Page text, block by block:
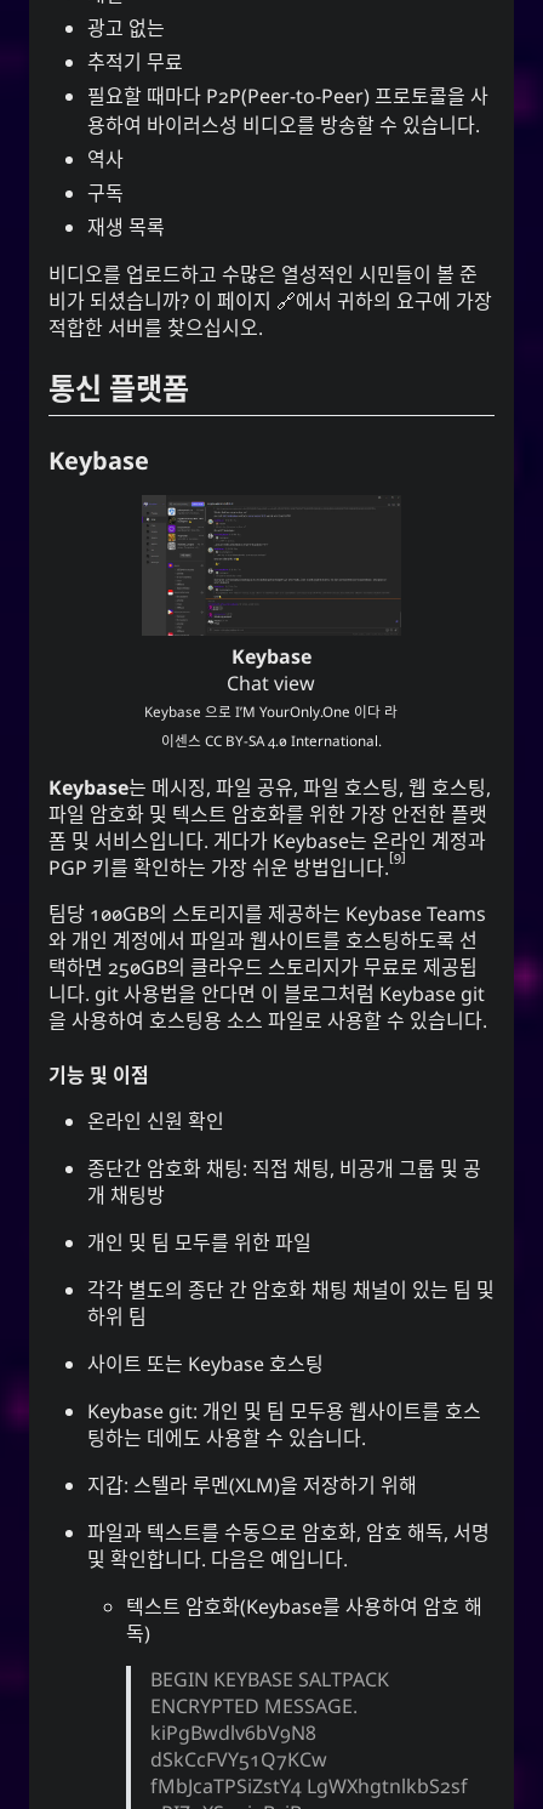
광고 없는
추적기 무료
필요할 때마다 P2P(Peer-to-Peer) 프로토콜을 사
용하여 바이러스성 비디오를 방송할 수 있습니다.
역사
구독
재생 목록
비디오를 업로드하고 수많은 열성적인 시민들이 볼 준
비가 되셨습니까? 이 페이지
에서 귀하의 요구에 가장
적합한 서버를 찾으십시오.
통신 플랫폼
Keybase
Keybase
Chat view
Keybase 으로I’M YourOnly.One 이다 라
이센스 CC BY-SA 4.0 International.
Keybase는 메시징, 파일 공유, 파일 호스팅, 웹 호스팅,
파일 암호화 및 텍스트 암호화를 위한 가장 안전한 플랫
폼 및 서비스입니다. 게다가 Keybase는 온라인 계정과
PGP 키를 확인하는 가장 쉬운 방법입니다. 9
팀당 100GB의 스토리지를 제공하는 Keybase Teams
와 개인 계정에서 파일과 웹사이트를 호스팅하도록 선
택하면 250GB의 클라우드 스토리지가 무료로 제공됩
니다. git 사용법을 안다면 이 블로그처럼 Keybase git
을 사용하여 호스팅용 소스 파일로 사용할 수 있습니다.
기능 및 이점
온라인 신원 확인
종단간 암호화 채팅: 직접 채팅, 비공개 그룹 및 공
개 채팅방
개인 및 팀 모두를 위한 파일
각각 별도의 종단 간 암호화 채팅 채널이 있는 팀 및
하위 팀
사이트 또는 Keybase 호스팅
Keybase git: 개인 및 팀 모두용 웹사이트를 호스
팅하는 데에도 사용할 수 있습니다.
지갑: 스텔라 루멘(XLM)을 저장하기 위해
파일과 텍스트를 수동으로 암호화, 암호 해독, 서명
및 확인합니다. 다음은 예입니다.
텍스트 암호화(Keybase를 사용하여 암호 해
독)
BEGIN KEYBASE SALTPACK
ENCRYPTED MESSAGE.
kiPgBwdlv6bV9N8
dSkCcFVY51Q7KCw
fMbJcaTPSiZstY4 LgWXhgtnlkbS2sf